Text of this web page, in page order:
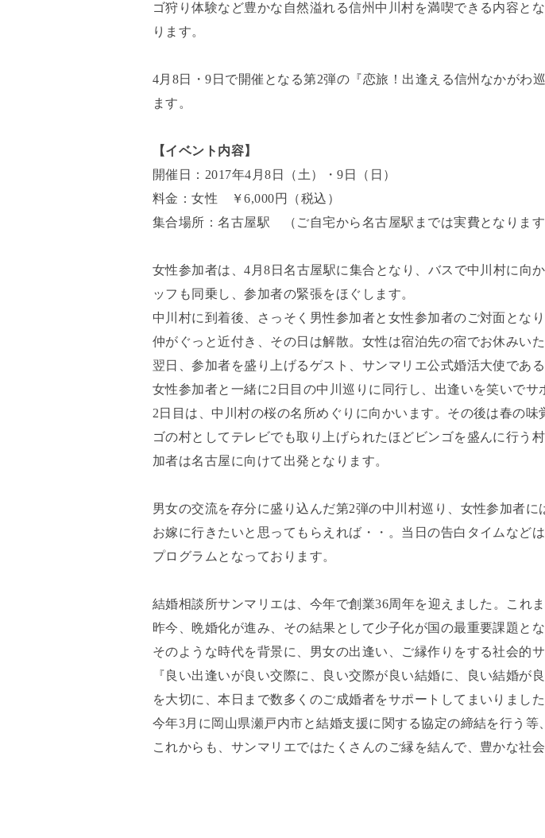
ゴ狩り体験など豊かな自然溢れる信州中川村を満喫できる内容と
ります。
4月8日・9日で開催となる第2弾の『恋旅！出逢える信州なかがわ
ます。
【イベント内容】
開催日：2017年4月8日（土）・9日（日）
料金：女性 ￥6,000円（税込）
集合場所：名古屋駅 （ご自宅から名古屋駅までは実費となります
女性参加者は、4月8日名古屋駅に集合となり、バスで中川村に向
ッフも同乗し、参加者の緊張をほぐします。
中川村に到着後、さっそく男性参加者と女性参加者のご対面とな
仲がぐっと近付き、その日は解散。女性は宿泊先の宿でお休みいた
翌日、参加者を盛り上げるゲスト、サンマリエ公式婚活大使で
女性参加者と一緒に2日目の中川巡りに同行し、出逢いを笑いでサ
2日目は、中川村の桜の名所めぐりに向かいます。その後は春の
ゴの村としてテレビでも取り上げられたほどビンゴを盛んに行う
加者は名古屋に向けて出発となります。
男女の交流を存分に盛り込んだ第2弾の中川村巡り、女性参加者
お嫁に行きたいと思ってもらえれば・・。当日の告白タイムなど
プログラムとなっております。
結婚相談所サンマリエは、今年で創業36周年を迎えました。これ
昨今、晩婚化が進み、その結果として少子化が国の最重要課題と
そのような時代を背景に、男女の出逢い、ご縁作りをする社会的
『良い出逢いが良い交際に、良い交際が良い結婚に、良い結婚
を大切に、本日まで数多くのご成婚者をサポートしてまいりました
今年3月に岡山県瀬戸内市と結婚支援に関する協定の締結を行う
これからも、サンマリエではたくさんのご縁を結んで、豊かな社